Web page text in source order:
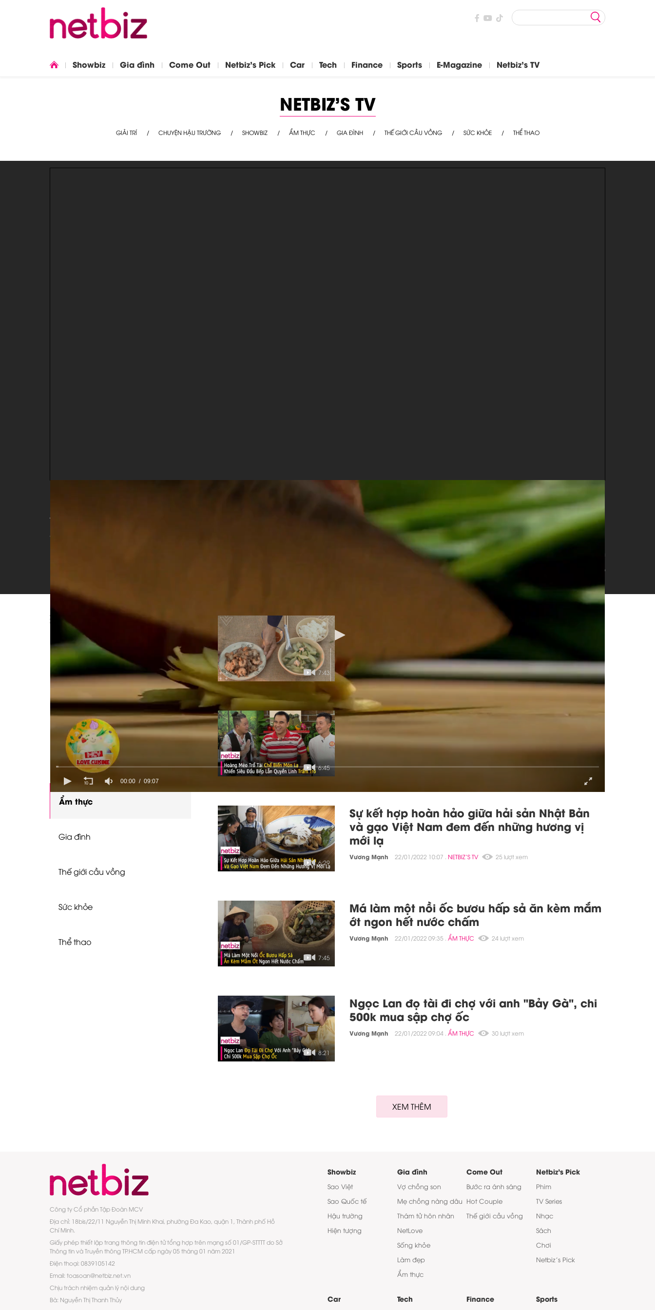
Showbiz Gia đình Come Out Netbiz's Pick Car Tech Finance Sports E-Magazine Netbiz's TV
NETBIZ'S TV
GIẢI TRÍ CHUYỆN HẬU TRƯỜNG SHOWBIZ ẨM THỰC GIA ĐÌNH THẾ GIỚI CẦU VỒNG SỨC KHỎE THỂ THAO
00:00 09:07
Gỏi cá lóc trộn với xoài xanh chua chua mặn mặn ăn vào khó quên
Với vị chua chua và mặn mặn của món gỏi này, vị giác của các bạn sẽ được "thức tỉnh" hoàn toàn đấy
Thực hiện Vương Mạnh
Nguồn Love Cuisine
Danh sách phát
Videos
Giải trí
Chuyện hậu trường
Showbiz
Ẩm thực
Gia đình
Thế giới cầu vồng
Sức khỏe
Thể thao
7:43
Bữa cơm đơn sơ với canh đu đủ nấu tép của
má, đạm bạc nhưng tràn ngập tình quê
Ẩm Thực Mẹ Làm 09/08/2022 20:30 .ẨM THỰC 26 lượt xem
6:45
Trổ tài chế biến món lạ Hoàng Mèo khiến siêu
22/01/2022 10:30 .ẨM THỰC 24 lượt xem
6:29
Sự kết hợp hoàn hảo giữa hải sản Nhật Bản
và gạo Việt Nam đem đến những hương vị
mới lạ
Vương Mạnh 22/01/2022 10:07 . NETBIZ'S TV 25 lượt xem
7:45
Má làm một nồi ốc bươu hấp sả ăn kèm mắm
ớt ngon hết nước chấm
Vương Mạnh 22/01/2022 09:35 . ẨM THỰC 24 lượt xem
8:21
Ngọc Lan đọ tài đi chợ với anh "Bảy Gà", chi
500k mua sập chợ ốc
Vương Mạnh 22/01/2022 09:04 . ẨM THỰC 30 lượt xem
XEM THÊM
Công ty Cổ phần Tập Đoàn MCV
Địa chỉ: 18bis/22/11 Nguyễn Thị Minh Khai, phường Đa Kao, quận 1, Thành phố Hồ
Chí Minh.
Giấy phép thiết lập trang thông tin điện tử tổng hợp trên mạng số 01/GP-STTTT do Sở
Thông tin và Truyền thông TP.HCM cấp ngày 05 tháng 01 năm 2021
Điện thoại: 0839105142
Email: toasoan@netbiz.net.vn
Chịu trách nhiệm quản lý nội dung
Bà: Nguyễn Thị Thanh Thủy
Showbiz
Sao Việt
Sao Quốc tế
Hậu trường
Hiện tượng
Gia đình
Vợ chồng son
Mẹ chồng nàng dâu
Thám tử hôn nhân
NetLove
Sống khỏe
Làm đẹp
Ẩm thực
Come Out
Bước ra ánh sáng
Hot Couple
Thế giới cầu vồng
Netbiz's Pick
Phim
TV Series
Nhạc
Sách
Chơi
Netbiz’s Pick
Car Tech Finance Sports